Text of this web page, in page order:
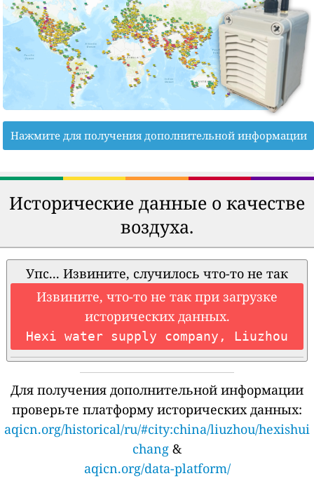
Нажмите для получения дополнительной информации
Исторические данные о качестве
воздуха.
Упс... Извините, случилось что-то не так
Извините, что-то не так при загрузке
исторических данных.
Hexi water supply company, Liuzhou
Для получения дополнительной информации
проверьте платформу исторических данных:
aqicn.org/historical/ru/#city:china/liuzhou/hexishui
chang &
aqicn.org/data-platform/